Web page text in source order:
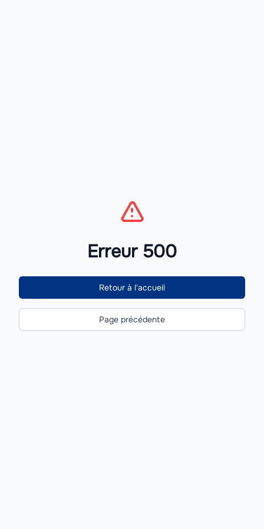
Erreur 500
Retour à l'accueil
Page précédente